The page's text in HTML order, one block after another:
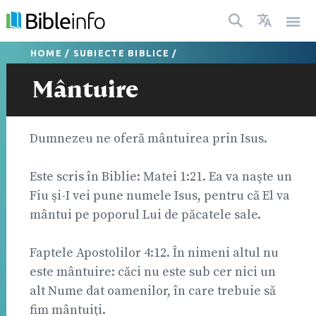
HOME / SUBIECTE BIBLICE /
Mântuire
Dumnezeu ne oferă mântuirea prin Isus.
Este scris în Biblie: Matei 1:21. Ea va naşte un
Fiu şi-I vei pune numele Isus, pentru că El va
mântui pe poporul Lui de păcatele sale.
Faptele Apostolilor 4:12. În nimeni altul nu
este mântuire: căci nu este sub cer nici un
alt Nume dat oamenilor, în care trebuie să
fim mântuiţi.